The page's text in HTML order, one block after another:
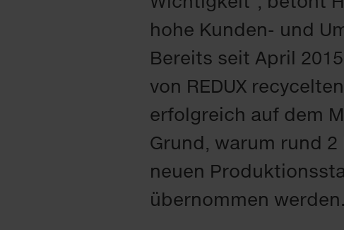
hohe Kunden- und
Bereits seit April
von REDUX
erfolgreich auf dem
Grund, warum rund 2
neuen
übernommen